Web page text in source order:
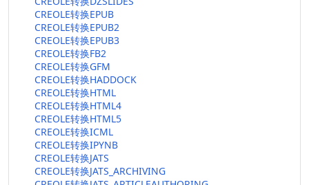
CREOLE转换EPUB
CREOLE转换EPUB2
CREOLE转换EPUB3
CREOLE转换FB2
CREOLE转换GFM
CREOLE转换HADDOCK
CREOLE转换HTML
CREOLE转换HTML4
CREOLE转换HTML5
CREOLE转换ICML
CREOLE转换IPYNB
CREOLE转换JATS
CREOLE转换JATS_ARCHIVING